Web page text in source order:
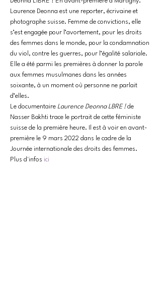
Laurence Deonna est une reporter, écrivaine et
photographe suisse. Femme de convictions, elle
s’est engagée pour l’avortement, pour les droits
des femmes dans le monde, pour la condamnation
du viol, contre les guerres, pour l’égalité salariale.
Elle a été parmi les premières à donner la parole
aux femmes musulmanes dans les années
soixante, à un moment où personne ne parlait
d’elles.
Le documentaire Laurence Deonna LBRE ! de
Nasser Bakhti trace le portrait de cette féministe
suisse de la première heure. Il est à voir en avant-
première le 9 mars 2022 dans le cadre de la
Journée internationale des droits des femmes.
Plus d'infos ici